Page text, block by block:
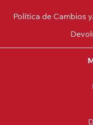
Política de Cambios